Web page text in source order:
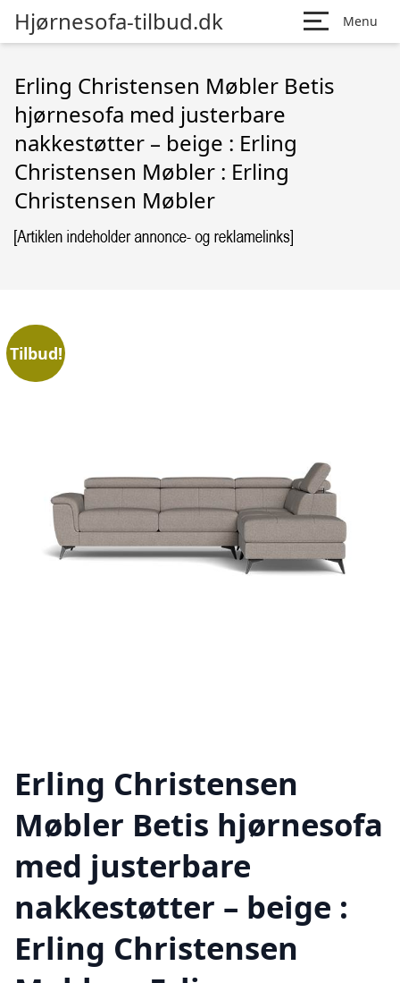
Hjørnesofa-tilbud.dk Menu
Erling Christensen Møbler Betis
hjørnesofa med justerbare
nakkestøtter – beige : Erling
Christensen Møbler : Erling
Christensen Møbler
Tilbud!
Erling Christensen
Møbler Betis hjørnesofa
med justerbare
nakkestøtter – beige :
Erling Christensen